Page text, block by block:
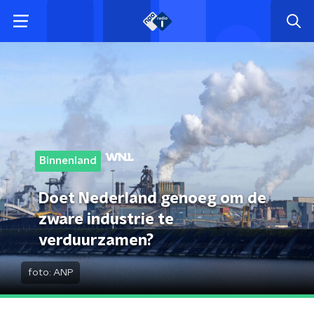
Binnenland
Doet Nederland genoeg om de
zware industrie te
verduurzamen?
foto: ANP